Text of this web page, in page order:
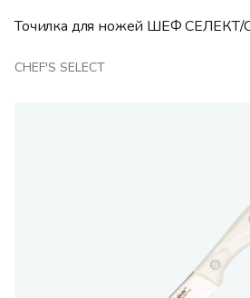
Точилка для ножей ШЕФ СЕЛЕКТ/
CHEF'S SELECT